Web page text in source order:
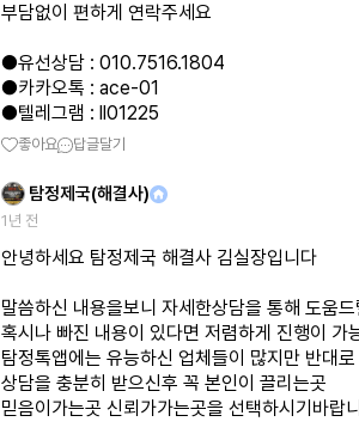
부담없이 편하게 연락주세요
●유선상담 : 010.7516.1804
●카카오톡 : ace-01
●텔레그램 : ll01225
좋아요 답글달기
탐정제국(해결사)
1년 전
안녕하세요 탐정제국 해결사 김실장입니다
말씀하신 내용을보니 자세한상담을 통해 도움
혹시나 빠진 내용이 있다면 저렴하게 진행이 가
탐정톡앱에는 유능하신 업체들이 많지만 반대
상담을 충분히 받으신후 꼭 본인이 끌리는곳
믿음이가는곳 신뢰가가는곳을 선택하시기바랍